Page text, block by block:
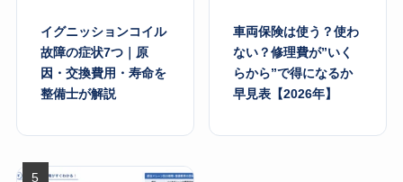
イグニッションコイル
故障の症状7つ｜原
因・交換費用・寿命を
整備士が解説
車両保険は使う？使わ
ない？修理費が”いく
らから”で得になるか
早見表【2026年】